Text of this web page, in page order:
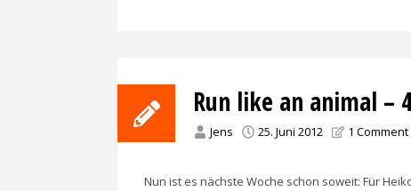
Run like an animal –
Jens 25. Juni 2012 1 Comment
Nun ist es nächste Woche schon soweit: Für